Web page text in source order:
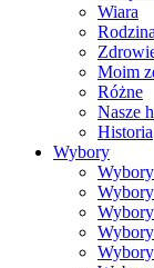
Wiara
Rodzina
Moim
Różne
Nasze
Historia
Wybory